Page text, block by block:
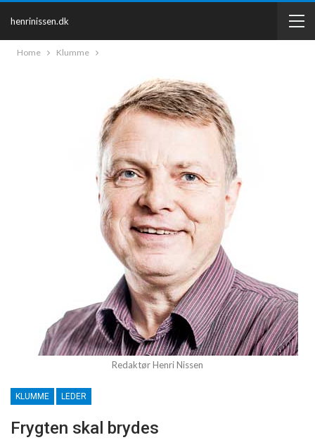
henrinissen.dk
Home Klumme
Redaktør Henri Nissen
KLUMME LEDER
Frygten skal brydes